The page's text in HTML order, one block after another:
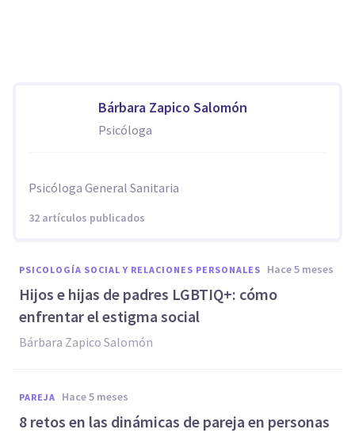
Bárbara Zapico Salomón
Psicóloga
Psicóloga General Sanitaria
32 artículos publicados
PSICOLOGÍA SOCIAL Y RELACIONES PERSONALES hace 5 meses
Hijos e hijas de padres LGBTIQ+: cómo
enfrentar el estigma social
Bárbara Zapico Salomón
PAREJA hace 5 meses
8 retos en las dinámicas de pareja en personas